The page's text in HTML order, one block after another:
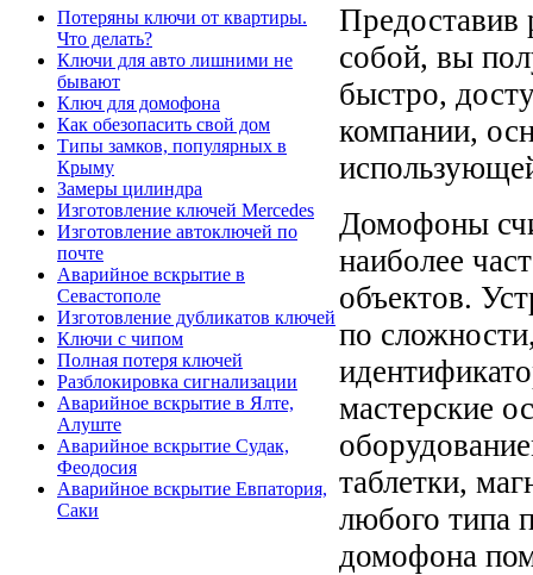
Потеряны ключи от квартиры.
Что делать?
Ключи для авто лишними не
бывают
Ключ для домофона
Как обезопасить свой дом
Типы замков, популярных в
Крыму
Замеры цилиндра
Изготовление ключей Mercedes
Изготовление автоключей по
почте
Аварийное вскрытие в
Севастополе
Изготовление дубликатов ключей
Ключи с чипом
Полная потеря ключей
Разблокировка сигнализации
Аварийное вскрытие в Ялте,
Алуште
Аварийное вскрытие Судак,
Феодосия
Аварийное вскрытие Евпатория,
Саки
Предоставив
собой, вы
быстро,
компании,
Домофоны
наиболее
объектов.
по
мастерские
таблетки,
любого типа
домофона